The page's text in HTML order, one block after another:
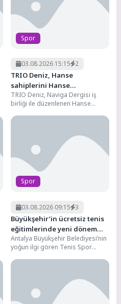
Spor
03.08.2026 15:15 2
TRIO Deniz, Hanse
sahiplerini Hanse
Meltemi’nde bir araya getirdi
TRIO Deniz, Naviga Dergisi iş
birliği ile düzenlenen Hanse
Deniz’ in distribütörlüğünü...
Spor
03.08.2026 09:15 3
Büyükşehir’in ücretsiz tenis
eğitimlerinde yeni dönem
başlıyor
Antalya Büyükşehir Belediyesi’nin
yoğun ilgi gören Tenis Spor
başlıyor. Konyaaltı Beach...